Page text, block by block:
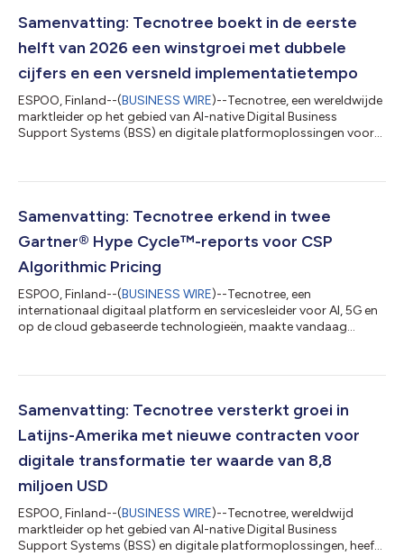
Samenvatting: Tecnotree boekt in de eerste
helft van 2026 een winstgroei met dubbele
cijfers en een versneld implementatietempo
ESPOO, Finland--(BUSINESS WIRE)--Tecnotree, een wereldwijde
marktleider op het gebied van AI-native Digital Business
Support Systems (BSS) en digitale platformoplossingen voor
groei over de gehele linie van alle belangrijke financiële
basispunten en zette een recordorderboek in een hoog tempo
om in operationele im...
Samenvatting: Tecnotree erkend in twee
Gartner® Hype Cycle™-reports voor CSP
Algorithmic Pricing
ESPOO, Finland--(BUSINESS WIRE)--Tecnotree, een
internationaal digitaal platform en servicesleider voor AI, 5G en
op de cloud gebaseerde technologieën, maakte vandaag
Emerging Technologies in de Communications Industry, 2026-
Marketplaces & AI for CSP Customer Interactions-usecase in de
Hype Cycle for Telco Cloud Services, 2026. Aan...
Samenvatting: Tecnotree versterkt groei in
Latijns-Amerika met nieuwe contracten voor
digitale transformatie ter waarde van 8,8
miljoen USD
ESPOO, Finland--(BUSINESS WIRE)--Tecnotree, wereldwijd
marktleider op het gebied van AI-native Digital Business
Support Systems (BSS) en digitale platformoplossingen, heeft